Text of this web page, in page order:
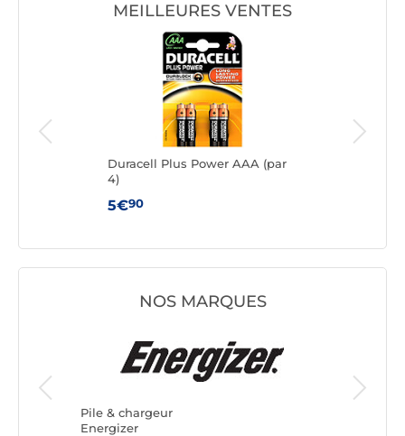
MEILLEURES VENTES
Duracell Plus Power AAA (par
4)
5€90
NOS MARQUES
Pile & chargeur
Energizer
Pile &